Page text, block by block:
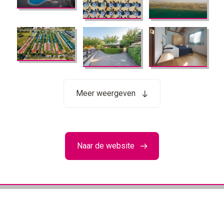
Meer weergeven
Naar de website